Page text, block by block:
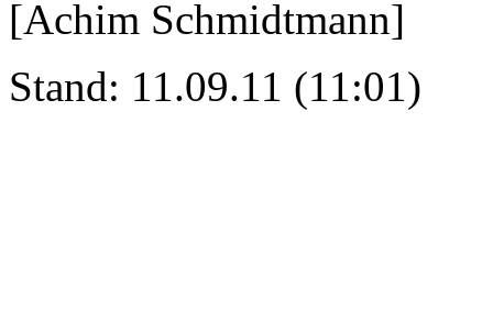
[Achim Schmidtmann]
Stand: 11.09.11 (11:01)